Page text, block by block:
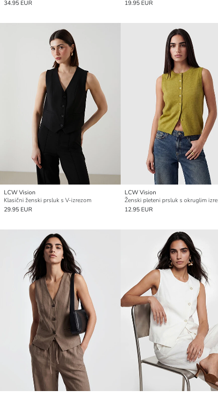
34.95 EUR 19.95 EUR
LCW Vision
Klasični ženski prsluk s V-izrezom
29.95 EUR
LCW Vision
Ženski pleteni prsluk s okruglim
12.95 EUR